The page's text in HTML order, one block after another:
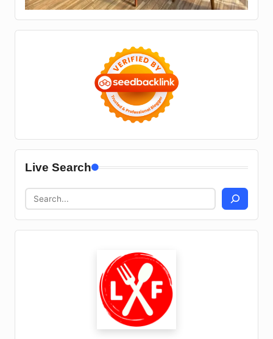
Live Search